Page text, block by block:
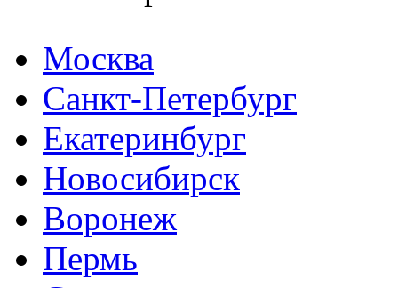
Москва
Санкт-Петербург
Екатеринбург
Новосибирск
Воронеж
Пермь